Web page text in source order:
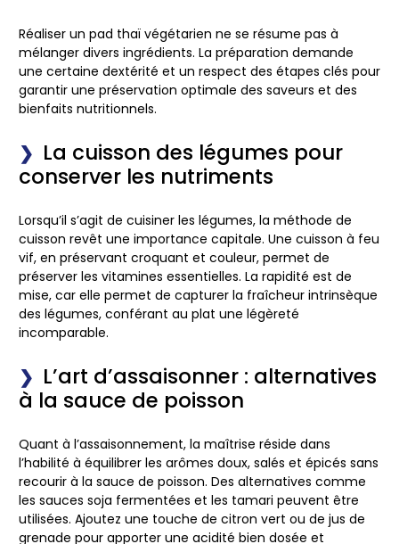
Réaliser un pad thaï végétarien ne se résume pas à
mélanger divers ingrédients. La préparation demande
une certaine dextérité et un respect des étapes clés pour
garantir une préservation optimale des saveurs et des
bienfaits nutritionnels.
La cuisson des légumes pour
conserver les nutriments
Lorsqu’il s’agit de cuisiner les légumes, la méthode de
cuisson revêt une importance capitale. Une cuisson à feu
vif, en préservant croquant et couleur, permet de
préserver les vitamines essentielles. La rapidité est de
mise, car elle permet de capturer la fraîcheur intrinsèque
des légumes, conférant au plat une légèreté
incomparable.
L’art d’assaisonner : alternatives
à la sauce de poisson
Quant à l’assaisonnement, la maîtrise réside dans
l’habilité à équilibrer les arômes doux, salés et épicés sans
recourir à la sauce de poisson. Des alternatives comme
les sauces soja fermentées et les tamari peuvent être
utilisées. Ajoutez une touche de citron vert ou de jus de
grenade pour apporter une acidité bien dosée et